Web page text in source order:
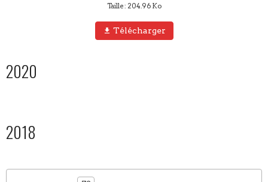
Taille : 204.96 Ko
Télécharger
2020
2018